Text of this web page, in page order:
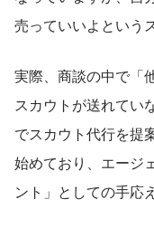
売っていいよという
実際、商談の中で「
スカウトが送れてい
でスカウト代行を提
始めており、エージ
ント」としての手応